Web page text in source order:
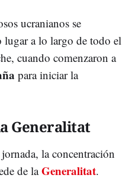
ucranianos se
lugar a lo largo de todo el
cuando comenzaron a
para iniciar la
Generalitat
la concentración
de laGeneralitat.